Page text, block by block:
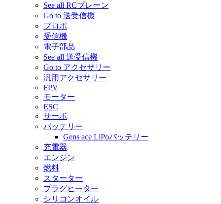
See all RCプレーン
Go to 送受信機
プロポ
受信機
電子部品
See all 送受信機
Go to アクセサリー
汎用アクセサリー
FPV
モーター
ESC
サーボ
バッテリー
Gens ace LiPoバッテリー
充電器
エンジン
燃料
スターター
プラグヒーター
シリコンオイル